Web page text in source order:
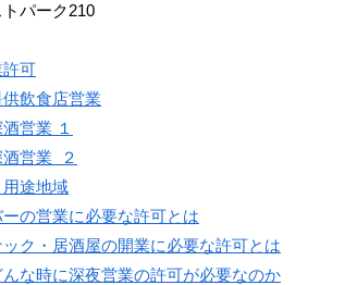
パーク210
可
飲食店営業
営業 １
酒営業 ２
途地域
の営業に必要な許可とは
ク・居酒屋の開業に必要な許可とは
な時に深夜営業の許可が必要なのか